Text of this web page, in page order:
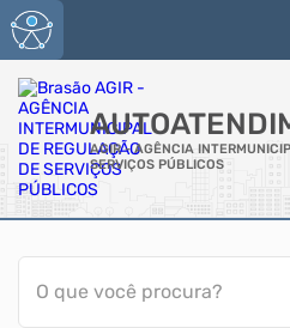
AGIR - AGÊNCIA
SERVIÇOS PÚBLICOS
ACESSO RÁPIDO
Acessibilidade
O que você procura?